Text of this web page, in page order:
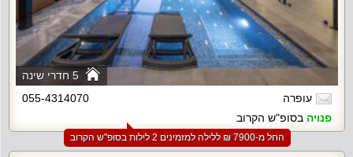
5 חדרי שינה
עופרה
055-4314070
פנויה בסופ"ש הקרוב
החל מ-‏7900 ₪ ללילה למזמינים 2 לילות בסופ"ש הקרוב